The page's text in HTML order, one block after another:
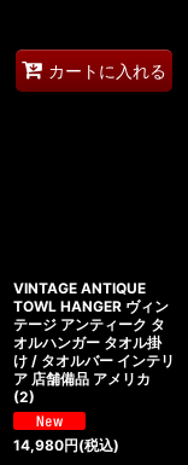
カートに入れる
VINTAGE ANTIQUE
TOWL HANGER ヴィン
テージ アンティーク タ
オルハンガー タオル掛
け / タオルバー インテリ
ア 店舗備品 アメリカ
(2)
14,980円(税込)